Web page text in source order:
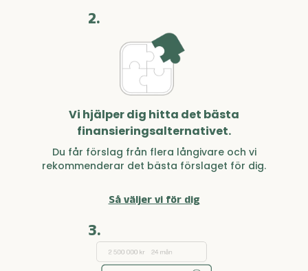
2.
Vi hjälper dig hitta det bästa
finansieringsalternativet.
Du får förslag från flera långivare och vi
rekommenderar det bästa förslaget för dig.
Så väljer vi för dig
3.